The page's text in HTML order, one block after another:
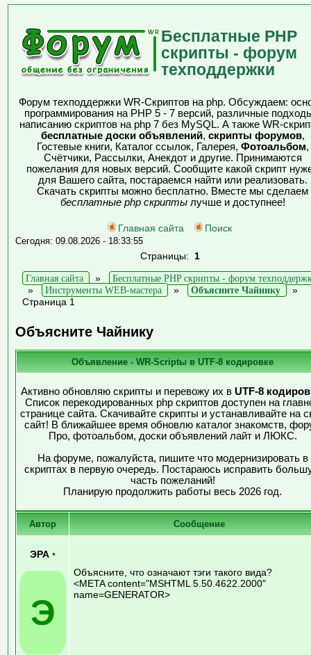
Бесплатные PHP
скрипты - форум
техподдержки
Форум техподдержки WR-Скриптов на php. Обсуждаем:
программирования на PHP 5 - 7 версий, различные
написанию скриптов на php 7 без MySQL. А также WR-
бесплатные доски объявлений, скрипты форумов,
Гостевые книги, Каталог ссылок, Галерея, Фотоальбом,
Счётчики, Рассылки, Анекдот и другие. Принимаются
пожелания для новых версий. Сообщите какой скрипт
для Вашего сайта, постараемся найти или реализовать.
Скачать скрипты можно бесплатно. Вместе мы сделаем
бесплатные php скриптылучше и доступнее!
Главная сайта Поиск
Сегодня: 09.08.2026 - 18:33:55
Страницы: 1
Главная сайта
»
Бесплатные PHP скрипты - форум
»
Инструменты WEB-мастера » Объясните Чайнику
»
Страница 1
Объясните Чайнику
Объявление - WR-Scriptы в UTF-8 кодировке
Активно обновляю скрипты и перевожу их в UTF-8
Список перекодированных php скриптов доступен на
странице сайта. Скачивайте скрипты и устанавливайте на
сайт! В ближайшее время обновлю каталог знакомств,
Про, фотоальбом, доски объявлений лайт и ЛЮКС.
На форуме, пожалуйста, пишите что модернизировать в
скриптах в первую очередь. Постараюсь исправить
часть пожеланий!
Планирую продолжить работы весь 2026 год.
Автор Сообщение
ЭРА •
Э
Объясните, что означают тэги такого вида?
<META content="MSHTML 5.50.4622.2000"
name=GENERATOR>